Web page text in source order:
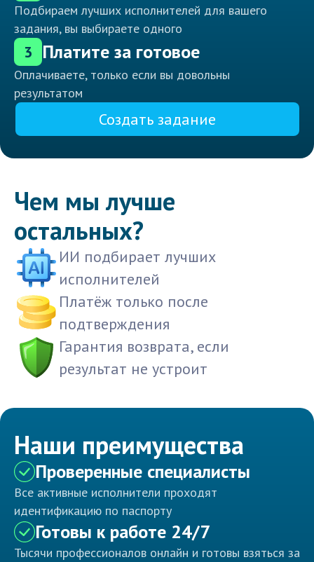
Подбираем лучших исполнителей для вашего
задания, вы выбираете одного
3 Платите за готовое
Оплачиваете, только если вы довольны
результатом
Создать задание
Чем мы лучше
остальных?
ИИ подбирает лучших
исполнителей
Платёж только после
подтверждения
Гарантия возврата, если
результат не устроит
Наши преимущества
Проверенные специалисты
Все активные исполнители проходят
идентификацию по паспорту
Готовы к работе 24/7
Тысячи профессионалов онлайн и готовы взяться за